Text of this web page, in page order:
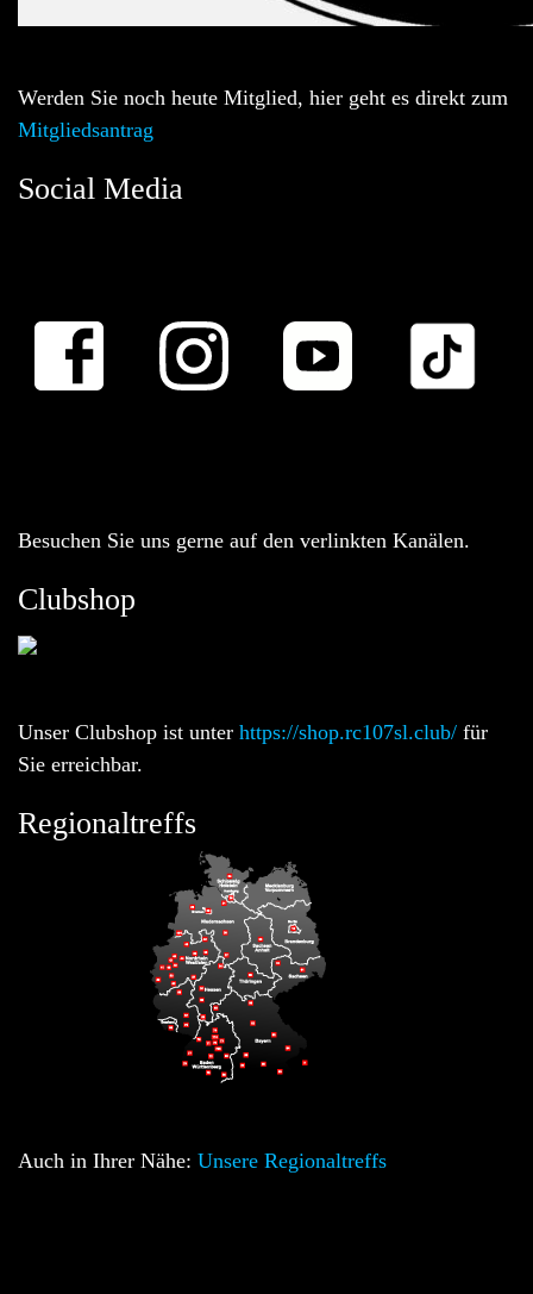
Werden Sie noch heute Mitglied, hier geht es direkt zum
Mitgliedsantrag
Social Media
Besuchen Sie uns gerne auf den verlinkten Kanälen.
Clubshop
Unser Clubshop ist unter https://shop.rc107sl.club/ für
Sie erreichbar.
Regionaltreffs
Auch in Ihrer Nähe: Unsere Regionaltreffs